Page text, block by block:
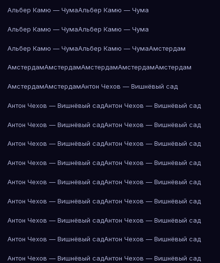
Альбер Камю — ЧумаАльбер Камю — Чума
Альбер Камю — ЧумаАльбер Камю — Чума
Альбер Камю — ЧумаАльбер Камю — ЧумаАмстердам
АмстердамАмстердамАмстердамАмстердамАмстердам
АмстердамАмстердамАнтон Чехов — Вишнёвый сад
Антон Чехов — Вишнёвый садАнтон Чехов — Вишнёвый сад
Антон Чехов — Вишнёвый садАнтон Чехов — Вишнёвый сад
Антон Чехов — Вишнёвый садАнтон Чехов — Вишнёвый сад
Антон Чехов — Вишнёвый садАнтон Чехов — Вишнёвый сад
Антон Чехов — Вишнёвый садАнтон Чехов — Вишнёвый сад
Антон Чехов — Вишнёвый садАнтон Чехов — Вишнёвый сад
Антон Чехов — Вишнёвый садАнтон Чехов — Вишнёвый сад
Антон Чехов — Вишнёвый садАнтон Чехов — Вишнёвый сад
Антон Чехов — Вишнёвый садАнтон Чехов — Вишнёвый сад